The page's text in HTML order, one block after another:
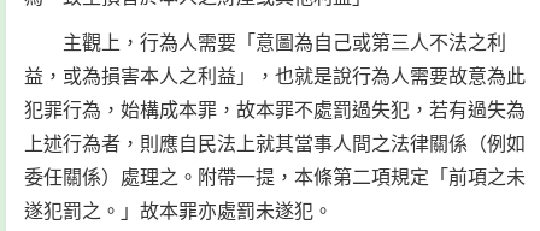
主觀上，行為人需要「意圖為自己或第三人不法之利
益，或為損害本人之利益」，也就是說行為人需要故意為此
犯罪行為，始構成本罪，故本罪不處罰過失犯，若有過失為
上述行為者，則應自民法上就其當事人間之法律關係（例如
委任關係）處理之。附帶一提，本條第二項規定「前項之未
遂犯罰之。」故本罪亦處罰未遂犯。